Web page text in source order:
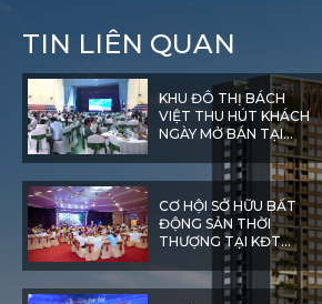
TIN LIÊN QUAN
KHU ĐÔ THỊ BÁCH
VIỆT THU HÚT KHÁCH
NGÀY MỞ BÁN TẠI
HUYỆN LỤC NAM
CƠ HỘI SỞ HỮU BẤT
ĐỘNG SẢN THỜI
THƯỢNG TẠI KĐT
BÁCH VIỆT